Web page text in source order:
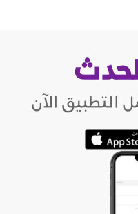
التطبيق الآن